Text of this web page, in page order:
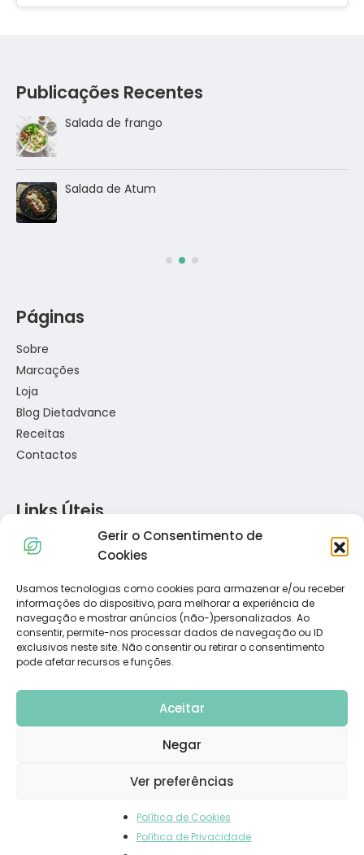
Gerir o Consentimento de
Cookies
Usamos tecnologias como cookies para armazenar e/ou receber
informações do dispositivo, para melhorar a experiência de
navegação e mostrar anúncios (não-)personalizados. Ao
consentir, permite-nos processar dados de navegação ou ID
exclusivos neste site. Não consentir ou retirar o consentimento
pode afetar recursos e funções.
Aceitar
Negar
Ver preferências
Política de Cookies
Política de Privacidade
Publicações Recentes
Salada de frango
Salada de Atum
Páginas
Sobre
Marcações
Loja
Blog Dietadvance
Receitas
Contactos
Links Úteis
Política de Privacidade
Política de Cookies
Termos e Condições
Resolução de Conflitos de Consumo
Livro de Reclamações
Subscreva a Nossa Newsletter
© 2023 Dietadvance. All Rights Reserved. Powered by